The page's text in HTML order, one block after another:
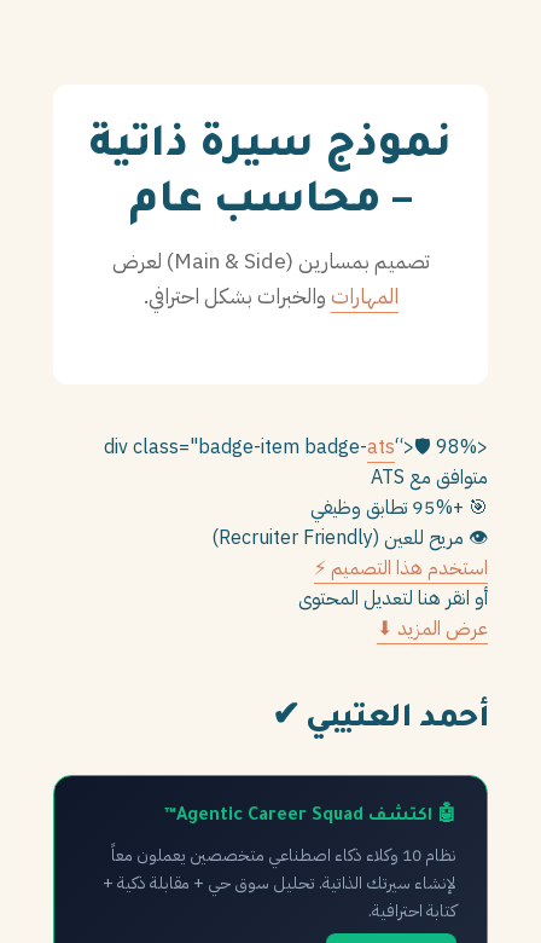
نموذج سيرة ذاتية
– محاسب عام
تصميم بمسارين (Main & Side) لعرض
المهاراتوالخبرات بشكل احترافي.
<div class="badge-item badge-
ats“>🛡️ 98%
متوافق مع ATS
🎯 +95% تطابق وظيفي
👁️ مريح للعين (Recruiter Friendly)
استخدم هذا التصميم ⚡
أو انقر هنا لتعديل المحتوى
عرض المزيد ⬇
أحمد العتيبي ✔
🤖 اكتشف Agentic Career Squad™
نظام 10 وكلاء ذكاء اصطناعي متخصصين يعملون معاً
لإنشاء سيرتك الذاتية. تحليل سوق حي + مقابلة ذكية +
كتابة احترافية.